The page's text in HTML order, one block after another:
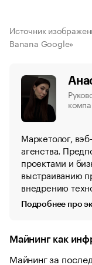
Источник
Banana Google»
Маркетолог,
агенства.
проектами и
выстраиванию
внедрению
Подробнее про
Майнинг как
Майнинг за